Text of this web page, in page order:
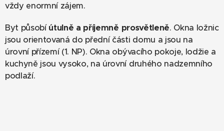
vždy enormní zájem.
Byt působíútulně a příjemně prosvětleně. Okna ložnic
jsou orientovaná do přední části domu a jsou na
úrovní přízemí (1. NP). Okna obývacího pokoje, lodžie a
kuchyně jsou vysoko, na úrovní druhého nadzemního
podlaží.